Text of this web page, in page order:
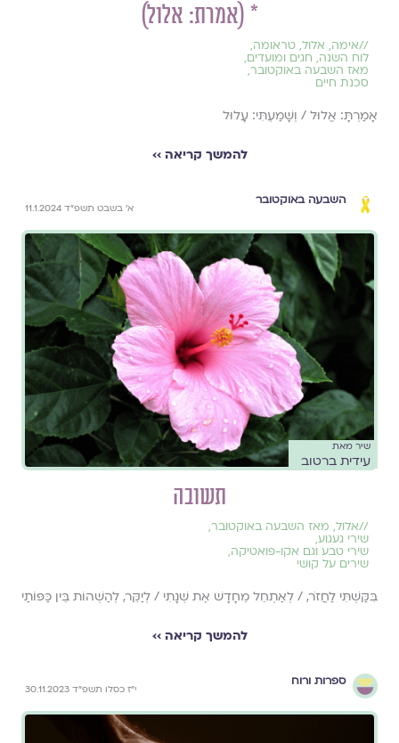
* (אמרת: אלול)
//אימה, אלול, טראומה,
לוח השנה, חגים ומועדים,
מאז השבעה באוקטובר,
סכנת חיים
אָמַרְתָּ: אֱלוּל / וְשָׁמַעְתִּי: עָלוּל
להמשך קריאה ››
השבעה באוקטובר
א׳ בשבט תשפ״ד 11.1.2024
שיר מאת
עידית ברטוב
תשובה
//אלול, מאז השבעה באוקטובר,
שירי געגוע,
שירי טבע וגם אקו-פואטיקה,
שירים על קושי
בִּקַּשְׁתִּי לַחֲזֹר, / לְאַתְחֵל מֵחָדָשׁ אֶת שְׁנָתִי / לְיַקֵּר, לְהַשְׁהוֹת בֵּין כַּפּוֹתַי
להמשך קריאה ››
ספרות ורוח
י״ז כסלו תשפ״ד 30.11.2023